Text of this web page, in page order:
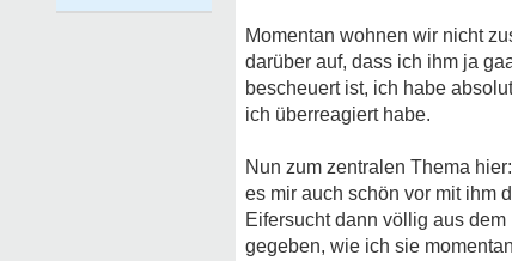
Momentan wohnen wir nicht
darüber auf, dass ich ihm ja
bescheuert ist, ich habe
ich überreagiert habe.
Nun zum zentralen Thema
es mir auch schön vor mit ihm
Eifersucht dann völlig aus
gegeben, wie ich sie